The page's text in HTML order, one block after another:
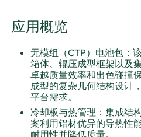
应用概览
无模组（CTP）电池包：
箱体、辊压成型框架以及
卓越质量效率和出色碰撞
成型的复杂几何结构设计
平台需求。
冷却板与热管理：集成结
案利用铝材优异的导热性
耐用性并降低质量。